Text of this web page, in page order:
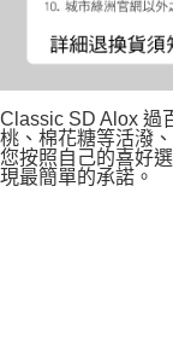
Classic SD Alox 過
桃、棉花糖等活潑
您按照自己的喜好
現最簡單的承諾。